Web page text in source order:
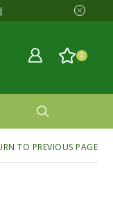
0
TO PREVIOUS PAGE